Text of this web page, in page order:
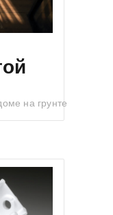
на грунте